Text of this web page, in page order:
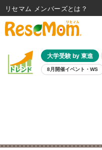
大学受験 by 東進
8月開催イベント・WS
リセマム メンバーズ